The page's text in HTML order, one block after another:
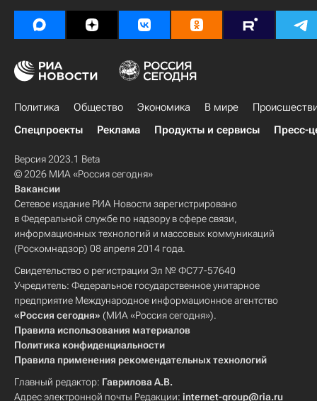
Политика Общество Экономика В мире
Спецпроекты
Реклама Продукты и сервисы Пресс-
Версия 2023.1 Beta
© 2026 МИА «Россия сегодня»
Вакансии
Сетевое издание РИА Новости зарегистрировано
в Федеральной службе по надзору в сфере связи,
информационных технологий и массовых коммуникаций
(Роскомнадзор) 08 апреля 2014 года.
Свидетельство о регистрации Эл № ФС77-57640
Учредитель: Федеральное государственное унитарное
предприятие Международное информационное агентство
«Россия сегодня» (МИА «Россия сегодня»).
Правила использования материалов
Политика конфиденциальности
Правила применения рекомендательных технологий
Главный редактор: Гаврилова А.В.
Адрес электронной почты Редакции: internet-group@ria.ru